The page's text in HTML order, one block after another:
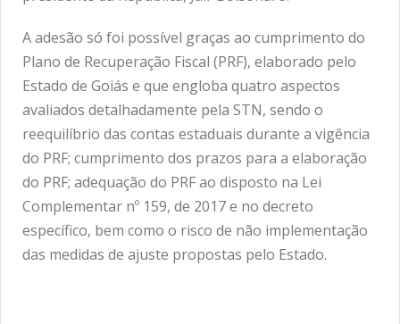
A adesão só foi possível graças ao cumprimento do
Plano de Recuperação Fiscal (PRF), elaborado pelo
Estado de Goiás e que engloba quatro aspectos
avaliados detalhadamente pela STN, sendo o
reequilíbrio das contas estaduais durante a vigência
do PRF; cumprimento dos prazos para a elaboração
do PRF; adequação do PRF ao disposto na Lei
Complementar nº 159, de 2017 e no decreto
específico, bem como o risco de não implementação
das medidas de ajuste propostas pelo Estado.